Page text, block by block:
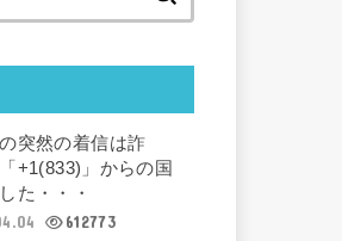
突然の着信は詐
+1(833)」からの国
た・・・
612773